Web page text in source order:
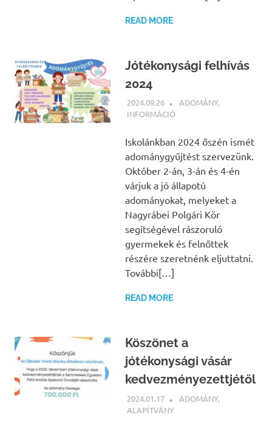
READ MORE
Jótékonysági felhívás
2024
2024.09.26 BÁRTFAI JUDIT
ADOMÁNY,
INFORMÁCIÓ
Iskolánkban 2024 őszén ismét
adománygyűjtést szervezünk.
Október 2-án, 3-án és 4-én
várjuk a jó állapotú
adományokat, melyeket a
Nagyrábei Polgári Kör
segítségével rászoruló
gyermekek és felnőttek
részére szeretnénk eljuttatni.
További[…]
READ MORE
Köszönet a
jótékonysági vásár
kedvezményezettjétől
2024.01.17 BÁRTFAI JUDIT
ADOMÁNY,
ALAPÍTVÁNY